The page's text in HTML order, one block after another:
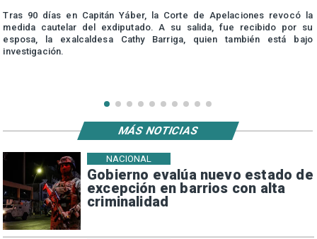
Tras 90 días en Capitán Yáber, la Corte de Apelaciones revocó la
medida cautelar del exdiputado. A su salida, fue recibido por su
esposa, la exalcaldesa Cathy Barriga, quien también está bajo
investigación.
Gobierno evalúa nuevo estado de
excepción en barrios con alta
criminalidad
NACIONAL
MÁS NOTICIAS